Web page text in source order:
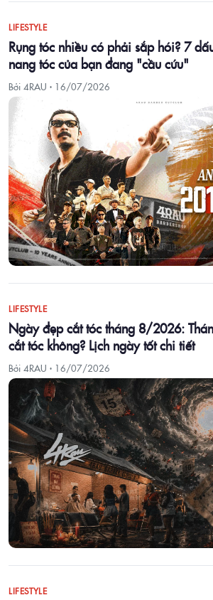
LIFESTYLE
Rụng tóc nhiều có phải sắp hói? 7
nang tóc của bạn đang "cầu cứu"
Bởi 4RAU · 16/07/2026
LIFESTYLE
Ngày đẹp cắt tóc tháng 8/2026:
cắt tóc không? Lịch ngày tốt chi tiết
Bởi 4RAU · 16/07/2026
LIFESTYLE